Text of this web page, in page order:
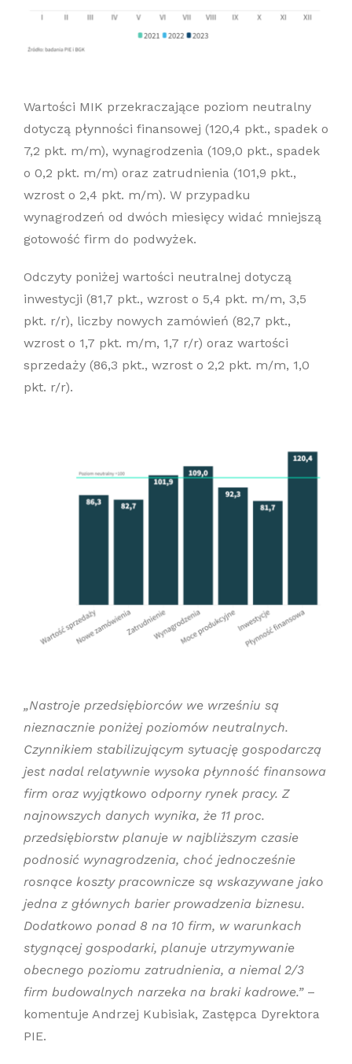
Wartości MIK przekraczające poziom neutralny
dotyczą płynności finansowej (120,4 pkt., spadek o
7,2 pkt. m/m), wynagrodzenia (109,0 pkt., spadek
o 0,2 pkt. m/m) oraz zatrudnienia (101,9 pkt.,
wzrost o 2,4 pkt. m/m). W przypadku
wynagrodzeń od dwóch miesięcy widać mniejszą
gotowość firm do podwyżek.
Odczyty poniżej wartości neutralnej dotyczą
inwestycji (81,7 pkt., wzrost o 5,4 pkt. m/m, 3,5
pkt. r/r), liczby nowych zamówień (82,7 pkt.,
wzrost o 1,7 pkt. m/m, 1,7 r/r) oraz wartości
sprzedaży (86,3 pkt., wzrost o 2,2 pkt. m/m, 1,0
pkt. r/r).
„Nastroje przedsiębiorców we wrześniu są
nieznacznie poniżej poziomów neutralnych.
Czynnikiem stabilizującym sytuację gospodarczą
jest nadal relatywnie wysoka płynność finansowa
firm oraz wyjątkowo odporny rynek pracy. Z
najnowszych danych wynika, że 11 proc.
przedsiębiorstw planuje w najbliższym czasie
podnosić wynagrodzenia, choć jednocześnie
rosnące koszty pracownicze są wskazywane jako
jedna z głównych barier prowadzenia biznesu.
Dodatkowo ponad 8 na 10 firm, w warunkach
stygnącej gospodarki, planuje utrzymywanie
obecnego poziomu zatrudnienia, a niemal 2/3
firm budowalnych narzeka na braki kadrowe.”–
komentuje Andrzej Kubisiak, Zastępca Dyrektora
PIE.